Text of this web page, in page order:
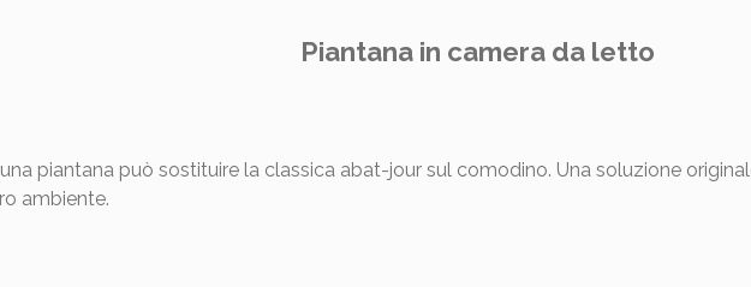
Piantana in camera da letto
piantana può sostituire la classica abat-jour sul comodino. Una soluzione
ambiente.